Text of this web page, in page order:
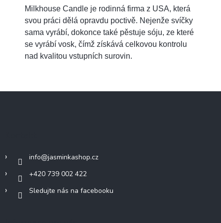
Milkhouse Candle je rodinná firma z USA, která
svou práci dělá opravdu poctivě. Nejenže svíčky
sama vyrábí, dokonce také pěstuje sóju, ze které
se vyrábí vosk, čímž získává celkovou kontrolu
nad kvalitou vstupních surovin.
info@jasminkashop.cz
+420 739 002 422
Sledujte nás na facebooku